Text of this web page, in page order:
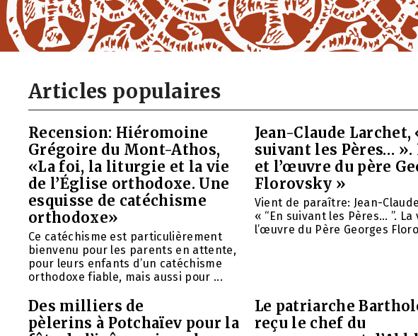
Articles populaires
Recension: Hiéromoine
Grégoire du Mont-Athos,
«La foi, la liturgie et la vie
de l’Église orthodoxe. Une
esquisse de catéchisme
orthodoxe»
Ce catéchisme est particulièrement
bienvenu pour les parents en attente,
pour leurs enfants d’un catéchisme
orthodoxe fiable, mais aussi pour ...
Jean-Claude Larchet,
suivant les Pères… ».
et l’œuvre du père
Florovsky »
Vient de paraître: Jean-
« “En suivant les Pères… ”. La
l’œuvre du Père Georges
Des milliers de
pèlerins à Potchaïev pour la
Le patriarche
reçu le chef du